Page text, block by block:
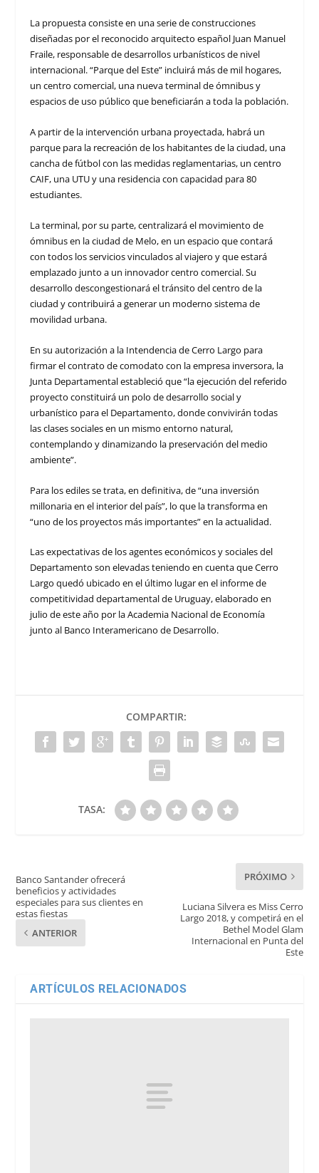
La propuesta consiste en una serie de construcciones
diseñadas por el reconocido arquitecto español Juan Manuel
Fraile, responsable de desarrollos urbanísticos de nivel
internacional. “Parque del Este” incluirá más de mil hogares,
un centro comercial, una nueva terminal de ómnibus y
espacios de uso público que beneficiarán a toda la población.
A partir de la intervención urbana proyectada, habrá un
parque para la recreación de los habitantes de la ciudad, una
cancha de fútbol con las medidas reglamentarias, un centro
CAIF, una UTU y una residencia con capacidad para 80
estudiantes.
La terminal, por su parte, centralizará el movimiento de
ómnibus en la ciudad de Melo, en un espacio que contará
con todos los servicios vinculados al viajero y que estará
emplazado junto a un innovador centro comercial. Su
desarrollo descongestionará el tránsito del centro de la
ciudad y contribuirá a generar un moderno sistema de
movilidad urbana.
En su autorización a la Intendencia de Cerro Largo para
firmar el contrato de comodato con la empresa inversora, la
Junta Departamental estableció que “la ejecución del referido
proyecto constituirá un polo de desarrollo social y
urbanístico para el Departamento, donde convivirán todas
las clases sociales en un mismo entorno natural,
contemplando y dinamizando la preservación del medio
ambiente”.
Para los ediles se trata, en definitiva, de “una inversión
millonaria en el interior del país”, lo que la transforma en
“uno de los proyectos más importantes” en la actualidad.
Las expectativas de los agentes económicos y sociales del
Departamento son elevadas teniendo en cuenta que Cerro
Largo quedó ubicado en el último lugar en el informe de
competitividad departamental de Uruguay, elaborado en
julio de este año por la Academia Nacional de Economía
junto al Banco Interamericano de Desarrollo.
COMPARTIR:
TASA:
Banco Santander ofrecerá
beneficios y actividades
especiales para sus clientes en
estas fiestas
ANTERIOR
PRÓXIMO
Luciana Silvera es Miss Cerro
Largo 2018, y competirá en el
Bethel Model Glam
Internacional en Punta del
Este
ARTÍCULOS RELACIONADOS